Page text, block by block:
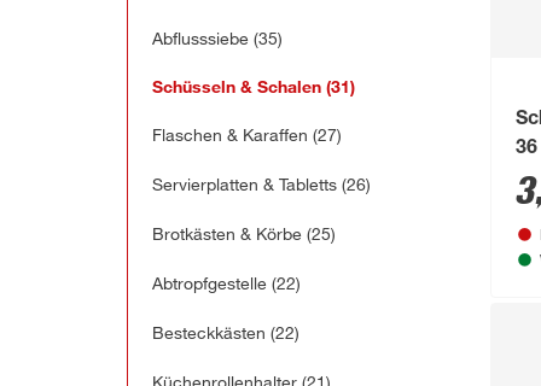
Abflusssiebe (35)
Schüsseln & Schalen (31)
Flaschen & Karaffen (27)
Servierplatten & Tabletts (26)
Brotkästen & Körbe (25)
Abtropfgestelle (22)
Besteckkästen (22)
36
3